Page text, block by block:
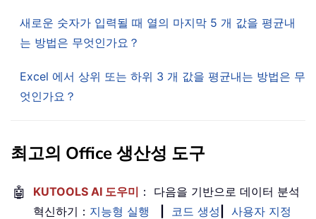
새로운 숫자가 입력될 때 열의 마지막 5 개 값을 평균내
는 방법은 무엇인가요？
Excel 에서 상위 또는 하위 3 개 값을 평균내는 방법은 무
엇인가요？
최고의 Office 생산성 도구
🤖 KUTOOLS AI 도우미 ： 다음을 기반으로 데이터 분석
혁신하기： 지능형 실행 코드 생성
사용자 지정